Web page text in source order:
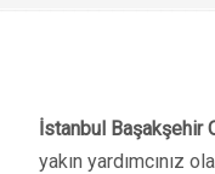
İstanbul Başakşehir
yakın yardımcınız